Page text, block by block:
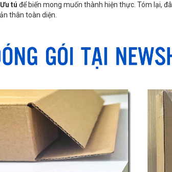
tú để biến mong muốn thành hiện thực. Tóm lại,
thân toàn diện.